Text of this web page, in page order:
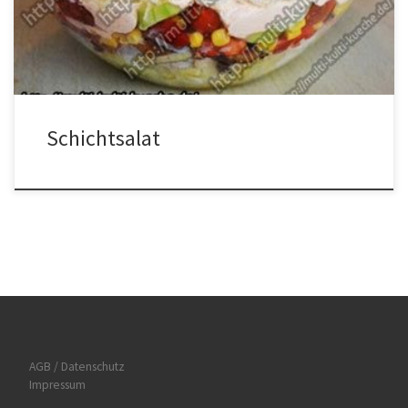
das Dressing den Quark mit dem Ajvar, dem gepressten Knoblauch,
der Milch und dem Salz und Pfeffer vermischen. […]
Schichtsalat
AGB / Datenschutz
Impressum